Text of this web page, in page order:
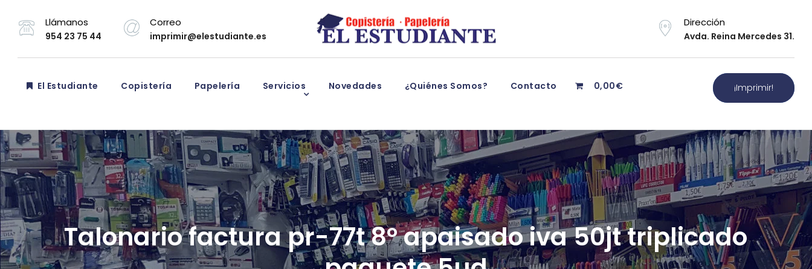
Llámanos
954 23 75 44
Correo
imprimir@elestudiante.es
Dirección
Avda. Reina Mercedes 31.
El Estudiante Copistería Papelería Servicios Novedades ¿Quiénes Somos? Contacto 0,00€ ¡Imprimir!
Talonario factura pr-77t 8º apaisado iva 50jt triplicado